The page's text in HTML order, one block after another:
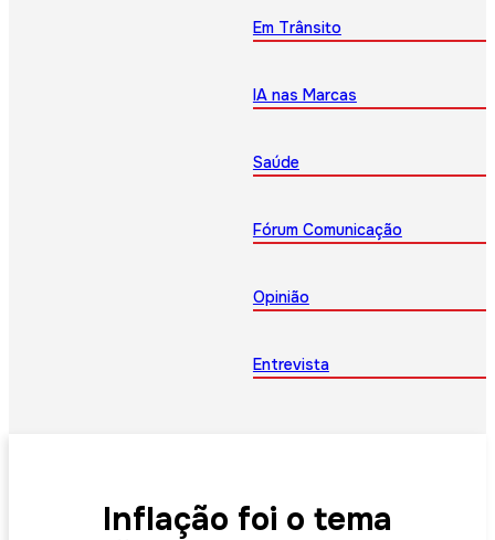
Em Trânsito
IA nas Marcas
Saúde
Fórum Comunicação
Opinião
Entrevista
Inflação foi o tema